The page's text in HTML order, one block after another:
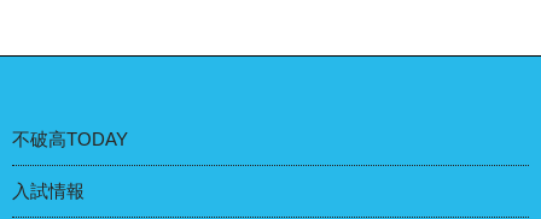
不破高TODAY
入試情報